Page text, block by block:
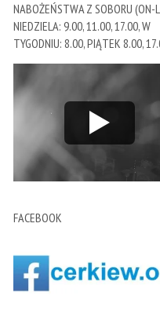
NABOŻEŃSTWA Z SOBORU (ON-
NIEDZIELA: 9.00, 11.00, 17.00, W
TYGODNIU: 8.00, PIĄTEK 8.00,
FACEBOOK